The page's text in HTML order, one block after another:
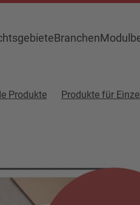
Branchen
Produkte Produkte für